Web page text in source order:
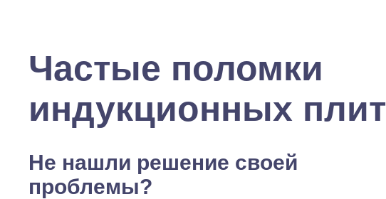
Частые поломки
индукционных плит
Не нашли решение своей
проблемы?